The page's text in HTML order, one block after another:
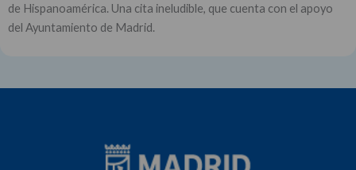
de Hispanoamérica. Una cita ineludible, que cuenta con el apoyo
del Ayuntamiento de Madrid.